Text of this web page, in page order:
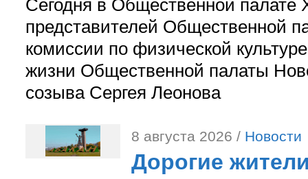
Сегодня в Общественной палате
представителей Общественной
комиссии по физической
жизни Общественной палаты
созыва Сергея Леонова
8 августа 2026 / Новости
Дорогие